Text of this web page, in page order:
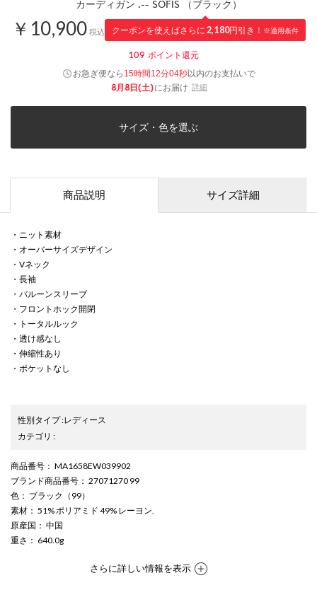
カーディガン .-- SOFIS （ブラック）
￥10,900 税込 クーポンを使えばさらに 2,180円引き！ ※適用条件
109 ポイント還元
お急ぎ便なら 15時間12分04秒以内のお支払いで
8月8日(土)にお届け 詳細
サイズ・色を選ぶ
商品説明 サイズ詳細
・ニット素材
・オーバーサイズデザイン
・Vネック
・長袖
・バルーンスリーブ
・フロントホック開閉
・トータルルック
・透け感なし
・伸縮性あり
・ポケットなし
性別タイプ:レディース
カテゴリ :
商品番号 ： MA1658EW039902
ブランド商品番号 ： 27071270 99
色 ： ブラック（99）
素材 ： 51% ポリアミド 49% レーヨン.
原産国 ： 中国
重さ ： 640.0g
さらに詳しい情報を表示